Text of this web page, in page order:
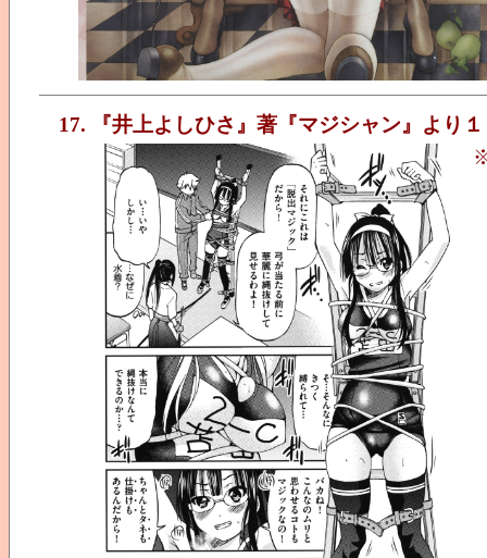
17. 『井上よしひさ』著『マジシャン』より１